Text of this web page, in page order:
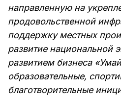
направленную на
продовольственной
поддержку местных
развитие национальной
развитием бизнеса
образовательные,
благотворительные